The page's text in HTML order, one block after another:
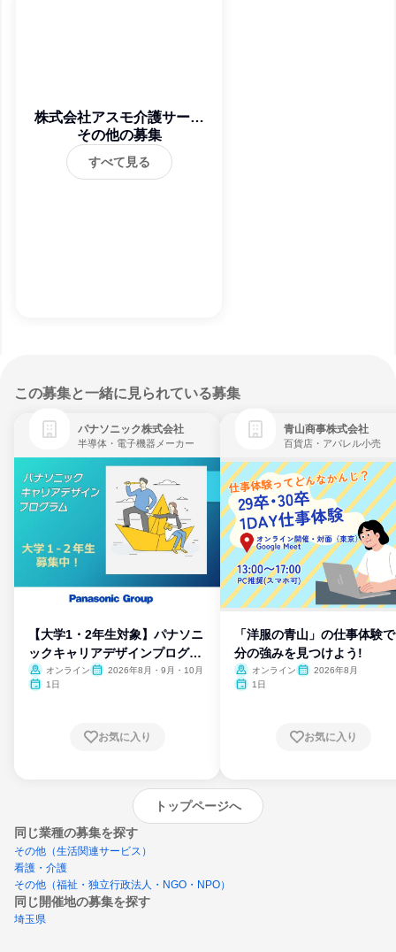
株式会社アスモ介護サービ
ス
その他の募集
すべて見る
この募集と一緒に見られている募集
パナソニック株式会社
半導体・電子機器メーカー
【大学1・2年生対象】パナソニ
ックキャリアデザインプログラ
ム
オンライン
2026年8月・9月・10月
1日
お気に入り
青山商事株式会社
百貨店・アパレル小売
「洋服の青山」の仕事体験
分の強みを見つけよう!
オンライン
2026年8月
1日
お気に入り
トップページへ
同じ業種の募集を探す
その他（生活関連サービス）
看護・介護
その他（福祉・独立行政法人・NGO・NPO）
同じ開催地の募集を探す
埼玉県